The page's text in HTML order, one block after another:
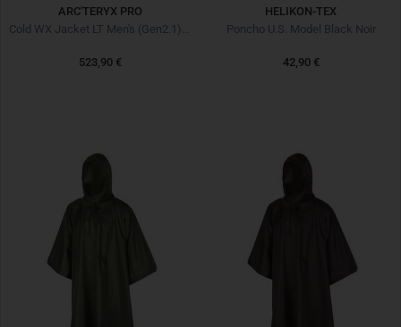
ARC'TERYX PRO
Cold WX Jacket LT Men's (Gen2.1) Wolf
523,90 €
HELIKON-TEX
Poncho U.S. Model Black Noir
42,90 €